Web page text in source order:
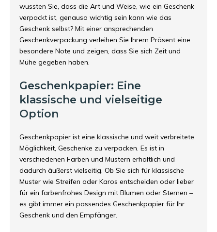
wussten Sie, dass die Art und Weise, wie ein Geschenk
verpackt ist, genauso wichtig sein kann wie das
Geschenk selbst? Mit einer ansprechenden
Geschenkverpackung verleihen Sie Ihrem Präsent eine
besondere Note und zeigen, dass Sie sich Zeit und
Mühe gegeben haben.
Geschenkpapier: Eine
klassische und vielseitige
Option
Geschenkpapier ist eine klassische und weit verbreitete
Möglichkeit, Geschenke zu verpacken. Es ist in
verschiedenen Farben und Mustern erhältlich und
dadurch äußerst vielseitig. Ob Sie sich für klassische
Muster wie Streifen oder Karos entscheiden oder lieber
für ein farbenfrohes Design mit Blumen oder Sternen –
es gibt immer ein passendes Geschenkpapier für Ihr
Geschenk und den Empfänger.